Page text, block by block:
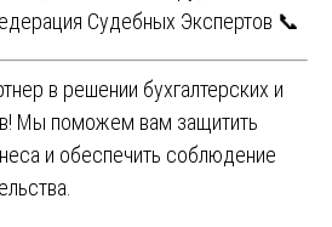
Судебных Экспертов 📞
в решении бухгалтерских и
Мы поможем вам защитить
и обеспечить соблюдение